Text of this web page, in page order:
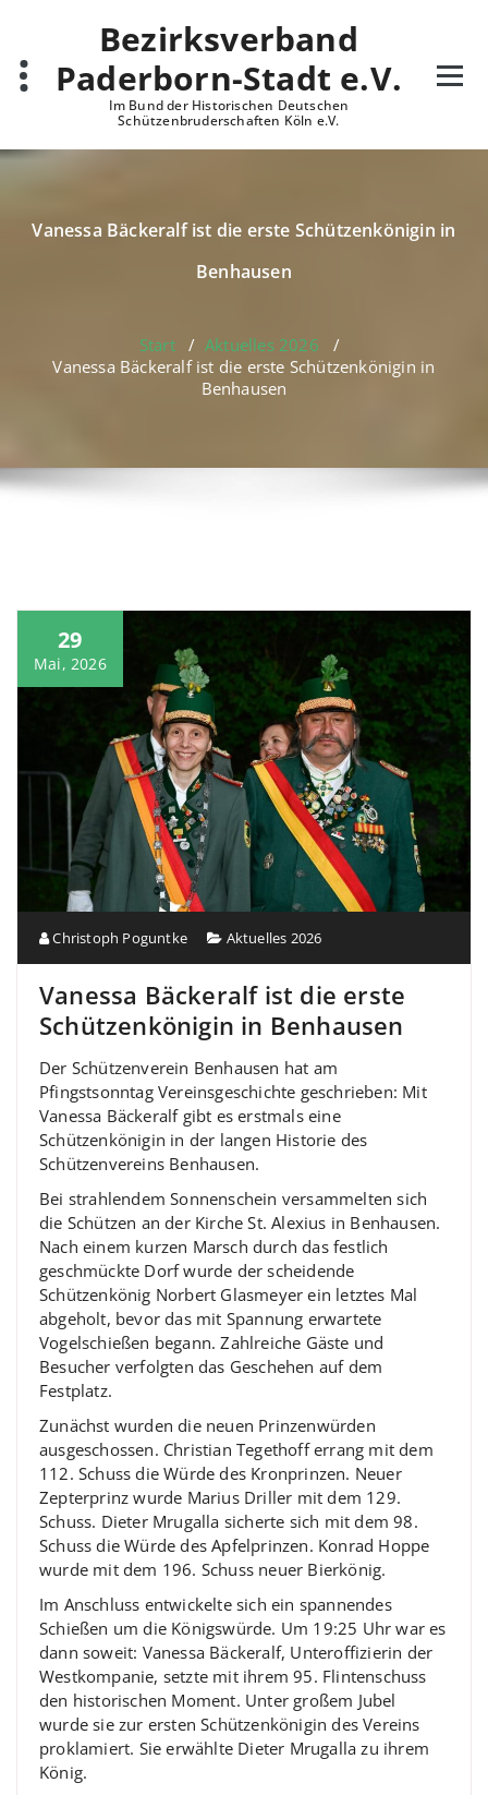
springen
Bezirksverband
Paderborn-Stadt e.V.
Im Bund der Historischen Deutschen
Schützenbruderschaften Köln e.V.
Vanessa Bäckeralf ist die erste Schützenkönigin in
Benhausen
Start/Aktuelles 2026 /
Vanessa Bäckeralf ist die erste Schützenkönigin in
Benhausen
29
Mai, 2026
Christoph Poguntke Aktuelles 2026
Vanessa Bäckeralf ist die erste
Schützenkönigin in Benhausen
Der Schützenverein Benhausen hat am
Pfingstsonntag Vereinsgeschichte geschrieben: Mit
Vanessa Bäckeralf gibt es erstmals eine
Schützenkönigin in der langen Historie des
Schützenvereins Benhausen.
Bei strahlendem Sonnenschein versammelten sich
die Schützen an der Kirche St. Alexius in Benhausen.
Nach einem kurzen Marsch durch das festlich
geschmückte Dorf wurde der scheidende
Schützenkönig Norbert Glasmeyer ein letztes Mal
abgeholt, bevor das mit Spannung erwartete
Vogelschießen begann. Zahlreiche Gäste und
Besucher verfolgten das Geschehen auf dem
Festplatz.
Zunächst wurden die neuen Prinzenwürden
ausgeschossen. Christian Tegethoff errang mit dem
112. Schuss die Würde des Kronprinzen. Neuer
Zepterprinz wurde Marius Driller mit dem 129.
Schuss. Dieter Mrugalla sicherte sich mit dem 98.
Schuss die Würde des Apfelprinzen. Konrad Hoppe
wurde mit dem 196. Schuss neuer Bierkönig.
Im Anschluss entwickelte sich ein spannendes
Schießen um die Königswürde. Um 19:25 Uhr war es
dann soweit: Vanessa Bäckeralf, Unteroffizierin der
Westkompanie, setzte mit ihrem 95. Flintenschuss
den historischen Moment. Unter großem Jubel
wurde sie zur ersten Schützenkönigin des Vereins
proklamiert. Sie erwählte Dieter Mrugalla zu ihrem
König.